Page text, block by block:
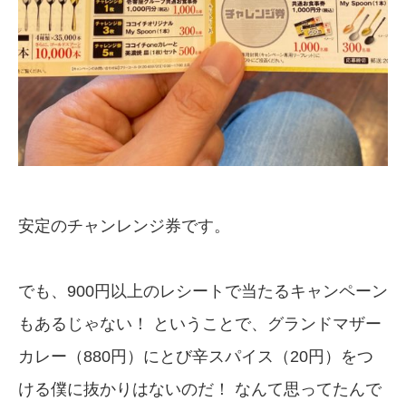
安定のチャンレンジ券です。
でも、900円以上のレシートで当たるキャンペーン
もあるじゃない！ ということで、グランドマザー
カレー（880円）にとび辛スパイス（20円）をつ
ける僕に抜かりはないのだ！ なんて思ってたんで